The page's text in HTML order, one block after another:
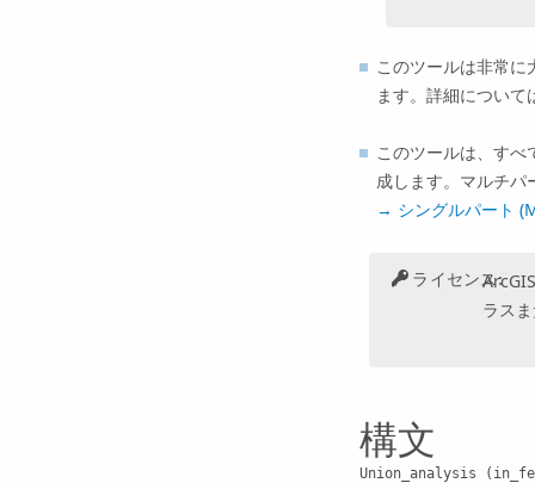
このツールは非常に
ます。詳細について
このツールは、すべ
成します。マルチ
→ シングルパート
ライセンス:
ラス
構文
Union_analysis